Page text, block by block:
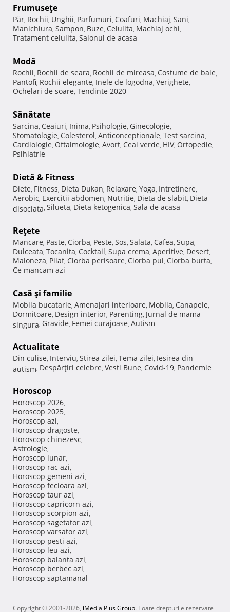
Frumuseţe
Păr, Rochii, Unghii, Parfumuri, Coafuri, Machiaj, Sani,
Manichiura, Sampon, Buze, Celulita, Machiaj ochi,
Tratament celulita, Salonul de acasa
Modă
Rochii, Rochii de seara, Rochii de mireasa, Costume de baie,
Pantofi, Rochii elegante, Inele de logodna, Verighete,
Ochelari de soare, Tendinte 2020
Sănătate
Sarcina, Ceaiuri, Inima, Psihologie, Ginecologie,
Stomatologie, Colesterol, Anticonceptionale, Test sarcina,
Cardiologie, Oftalmologie, Avort, Ceai verde, HIV, Ortopedie,
Psihiatrie
Dietă & Fitness
Diete, Fitness, Dieta Dukan, Relaxare, Yoga, Intretinere,
Aerobic, Exercitii abdomen, Nutritie, Dieta de slabit, Dieta
disociata, Silueta, Dieta ketogenica, Sala de acasa
Reţete
Mancare, Paste, Ciorba, Peste, Sos, Salata, Cafea, Supa,
Dulceata, Tocanita, Cocktail, Supa crema, Aperitive, Desert,
Maioneza, Pilaf, Ciorba perisoare, Ciorba pui, Ciorba burta,
Ce mancam azi
Casă şi familie
Mobila bucatarie, Amenajari interioare, Mobila, Canapele,
Dormitoare, Design interior, Parenting, Jurnal de mama
singura, Gravide, Femei curajoase, Autism
Actualitate
Din culise, Interviu, Stirea zilei, Tema zilei, Iesirea din
autism, Despărţiri celebre, Vesti Bune, Covid-19, Pandemie
Horoscop
Horoscop 2026,
Horoscop 2025,
Horoscop azi,
Horoscop dragoste,
Horoscop chinezesc,
Astrologie,
Horoscop lunar,
Horoscop rac azi,
Horoscop gemeni azi,
Horoscop fecioara azi,
Horoscop taur azi,
Horoscop capricorn azi,
Horoscop scorpion azi,
Horoscop sagetator azi,
Horoscop varsator azi,
Horoscop pesti azi,
Horoscop leu azi,
Horoscop balanta azi,
Horoscop berbec azi,
Horoscop saptamanal
Copyright © 2001-2026, iMedia Plus Group. Toate drepturile rezervate